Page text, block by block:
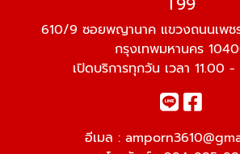
610/9 ซอยพญานาค แขวงถนนเพชร
กรุงเทพมหานคร
เปิดบริการทุกวัน เวลา 11.00
อีเมล :